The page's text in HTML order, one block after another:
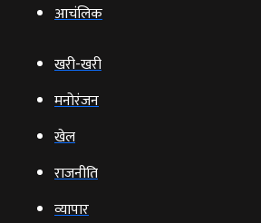
आचंलिक
खरी-खरी
मनोरंजन
खेल
राजनीति
व्‍यापार